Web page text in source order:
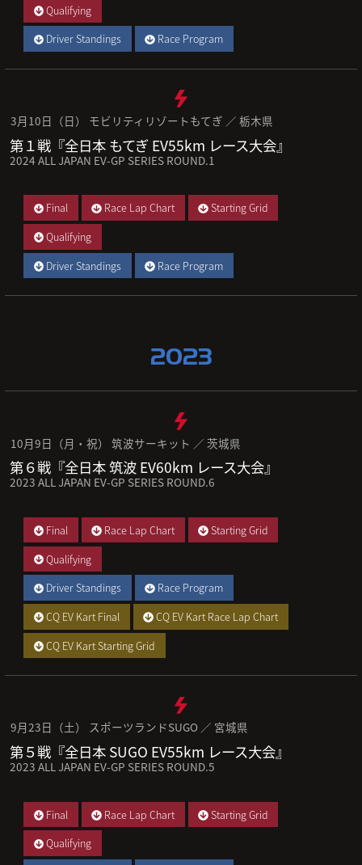
Qualifying
Driver Standings
Race Program
3月10日（日） モビリティリゾートもてぎ ／ 栃木県
第１戦『全日本 もてぎ EV55km レース大会』
2024 ALL JAPAN EV-GP SERIES ROUND.1
Final Race Lap Chart
Starting Grid
Qualifying
Driver Standings
Race Program
2023
10月9日（月・祝） 筑波サーキット ／ 茨城県
第６戦『全日本 筑波 EV60km レース大会』
2023 ALL JAPAN EV-GP SERIES ROUND.6
Final Race Lap Chart
Starting Grid
Qualifying
Driver Standings
Race Program
CQ EV Kart Final
CQ EV Kart Race Lap Chart
CQ EV Kart Starting Grid
9月23日（土） スポーツランドSUGO ／ 宮城県
第５戦『全日本 SUGO EV55km レース大会』
2023 ALL JAPAN EV-GP SERIES ROUND.5
Final Race Lap Chart
Starting Grid
Qualifying